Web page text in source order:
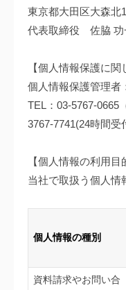
東京都大田区大森
代表取締役 佐脇 功
【個人情報保護に関
個人情報保護管理者
TEL：03-5767-
3767-7741(24時間受
【個人情報の利用目
当社で取扱う個人情
個人情報の種別
資料請求やお問い合